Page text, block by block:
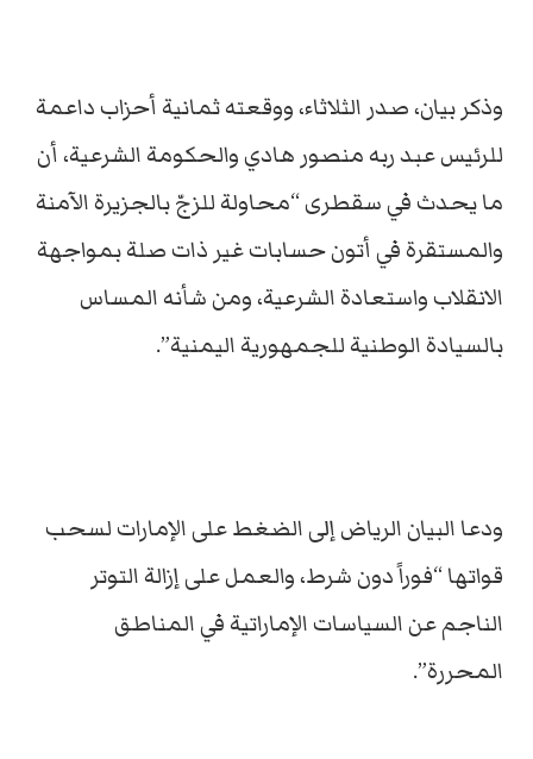
وذكر بيان، صدر الثلاثاء، ووقعته ثمانية أحزاب داعمة
للرئيس عبد ربه منصور هادي والحكومة الشرعية، أن
ما يحدث في سقطرى “محاولة للزجّ بالجزيرة الآمنة
والمستقرة في أتون حسابات غير ذات صلة بمواجهة
الانقلاب واستعادة الشرعية، ومن شأنه المساس
بالسيادة الوطنية للجمهورية اليمنية”.
ودعا البيان الرياض إلى الضغط على الإمارات لسحب
قواتها “فوراً دون شرط، والعمل على إزالة التوتر
الناجم عن السياسات الإماراتية في المناطق
المحررة”.